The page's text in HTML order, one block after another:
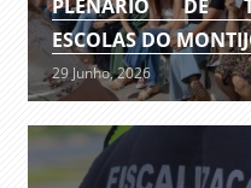
PLENÁRIO DE
ESCOLAS DO
29 Junho, 2026